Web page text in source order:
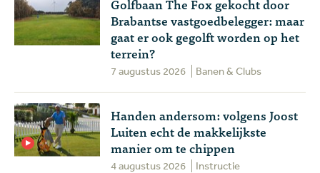
Brabantse vastgoedbelegger: maar
gaat er ook gegolft worden op het
terrein?
7 augustus 2026 Banen & Clubs
Handen andersom: volgens Joost
Luiten echt de makkelijkste
manier om te chippen
4 augustus 2026 Instructie